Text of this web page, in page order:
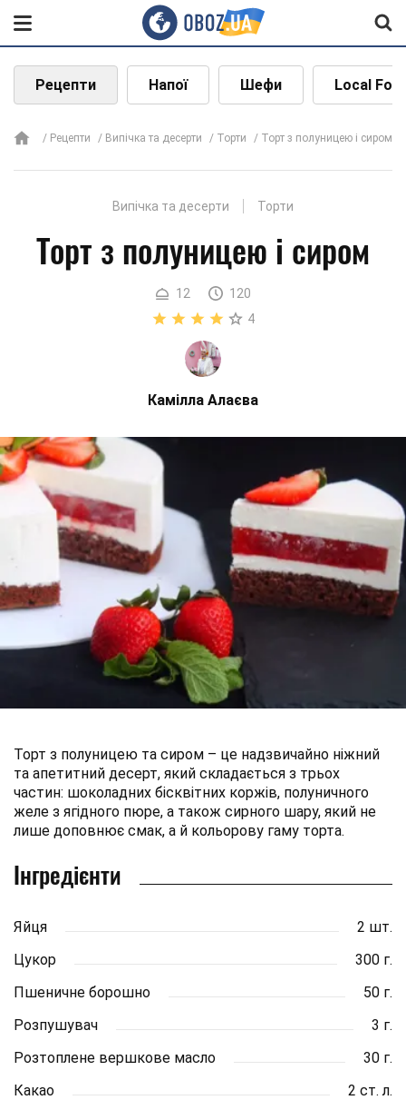
Рецепти Напої Шефи Local
Рецепти Випічка та десерти Торти Торт з полуницею і сиром
Випічка та десерти Торти
Торт з полуницею і сиром
12
120
4
Камілла Алаєва
Торт з полуницею та сиром – це надзвичайно ніжний
та апетитний десерт, який складається з трьох
частин: шоколадних бісквітних коржів, полуничного
желе з ягідного пюре, а також сирного шару, який не
лише доповнює смак, а й кольорову гаму торта.
Інгредієнти
Яйця
2 шт.
Цукор
300 г.
Пшеничне борошно
50 г.
Розпушувач
3 г.
Розтоплене вершкове масло
30 г.
Какао
2 ст. л.